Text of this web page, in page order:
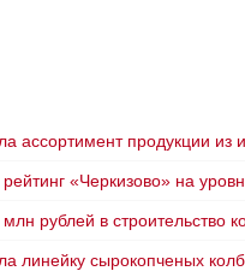
ассортимент продукции из
«Черкизово» на
рублей в строительство
линейку сырокопченых